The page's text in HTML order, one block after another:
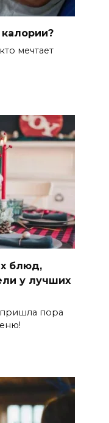
мечтает
блюд,
у лучших
пора